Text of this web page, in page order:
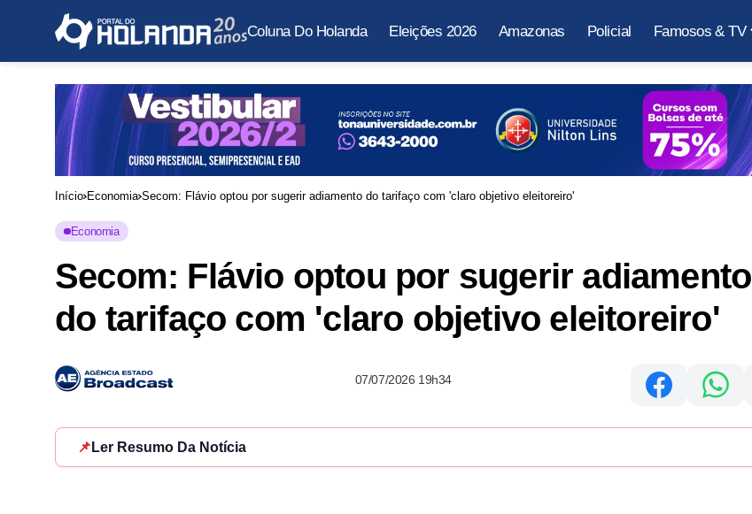
Coluna Do Holanda Eleições 2026 Amazonas Policial Famosos & TV
Início Economia Secom: Flávio optou por sugerir adiamento do tarifaço com 'claro objetivo eleitoreiro'
Economia
Secom: Flávio optou por sugerir adiamento
do tarifaço com 'claro objetivo eleitoreiro'
07/07/2026 19h34
📌 Ler Resumo Da Notícia